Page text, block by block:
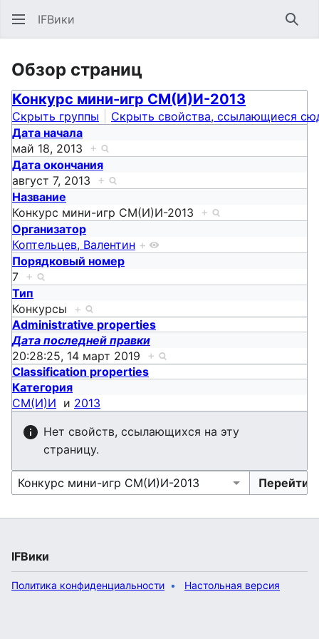
IFВики
Обзор страниц
Конкурс мини-игр СМ(И)И-2013
Скрыть группы
Скрыть свойства, ссылающиеся
Дата начала
май 18, 2013 +
Дата окончания
август 7, 2013 +
Название
Конкурс мини-игр СМ(И)И-2013 +
Организатор
Коптельцев, Валентин +
Порядковый номер
7 +
Тип
Конкурсы +
Administrative properties
Дата последней правки
20:28:25, 14 март 2019 +
Classification properties
Категория
СМ(И)И и 2013
Нет свойств, ссылающихся на эту
страницу.
IFВики
Политика конфиденциальности Настольная версия